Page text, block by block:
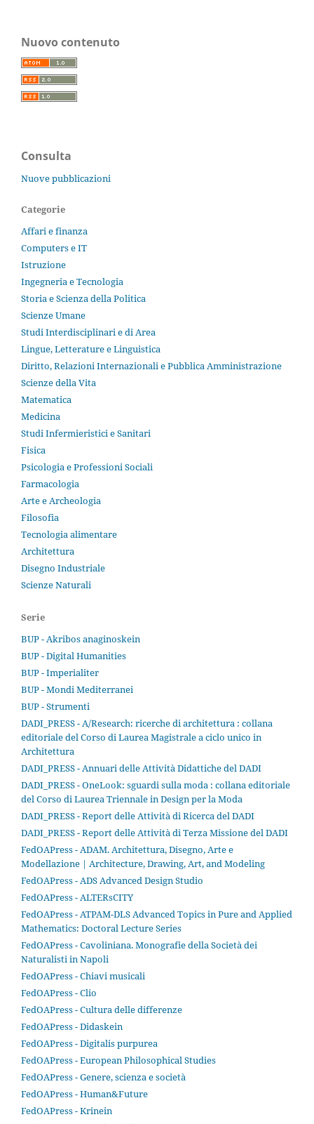
Nuovo contenuto
Consulta
Nuove pubblicazioni
Categorie
Affari e finanza
Computers e IT
Istruzione
Ingegneria e Tecnologia
Storia e Scienza della Politica
Scienze Umane
Studi Interdisciplinari e di Area
Lingue, Letterature e Linguistica
Diritto, Relazioni Internazionali e Pubblica Amministrazione
Scienze della Vita
Matematica
Medicina
Studi Infermieristici e Sanitari
Fisica
Psicologia e Professioni Sociali
Farmacologia
Arte e Archeologia
Filosofia
Tecnologia alimentare
Architettura
Disegno Industriale
Scienze Naturali
Serie
BUP - Akribos anaginoskein
BUP - Digital Humanities
BUP - Imperialiter
BUP - Mondi Mediterranei
BUP - Strumenti
DADI_PRESS - A/Research: ricerche di architettura : collana
editoriale del Corso di Laurea Magistrale a ciclo unico in
Architettura
DADI_PRESS - Annuari delle Attività Didattiche del DADI
DADI_PRESS - OneLook: sguardi sulla moda : collana editoriale
del Corso di Laurea Triennale in Design per la Moda
DADI_PRESS - Report delle Attività di Ricerca del DADI
DADI_PRESS - Report delle Attività di Terza Missione del DADI
FedOAPress - ADAM. Architettura, Disegno, Arte e
Modellazione | Architecture, Drawing, Art, and Modeling
FedOAPress - ADS Advanced Design Studio
FedOAPress - ALTERsCITY
FedOAPress - ATPAM-DLS Advanced Topics in Pure and Applied
Mathematics: Doctoral Lecture Series
FedOAPress - Cavoliniana. Monografie della Società dei
Naturalisti in Napoli
FedOAPress - Chiavi musicali
FedOAPress - Clio
FedOAPress - Cultura delle differenze
FedOAPress - Didaskein
FedOAPress - Digitalis purpurea
FedOAPress - European Philosophical Studies
FedOAPress - Genere, scienza e società
FedOAPress - Human&Future
FedOAPress - Krinein